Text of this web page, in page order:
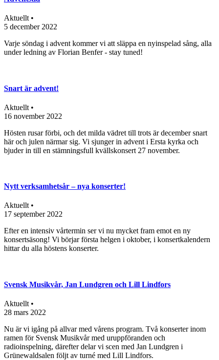
Aktuellt •
5 december 2022
Varje söndag i advent kommer vi att släppa en nyinspelad sång, alla
under ledning av Florian Benfer - stay tuned!
Snart är advent!
Aktuellt •
16 november 2022
Hösten rusar förbi, och det milda vädret till trots är december snart
här och julen närmar sig. Vi sjunger in advent i Ersta kyrka och
bjuder in till en stämningsfull kvällskonsert 27 november.
Nytt verksamhetsår – nya konserter!
Aktuellt •
17 september 2022
Efter en intensiv vårtermin ser vi nu mycket fram emot en ny
konsertsäsong! Vi börjar första helgen i oktober, i konsertkalendern
hittar du alla höstens konserter.
Svensk Musikvår, Jan Lundgren och Lill Lindfors
Aktuellt •
28 mars 2022
Nu är vi igång på allvar med vårens program. Två konserter inom
ramen för Svensk Musikvår med uruppföranden och
radioinspelning, därefter delar vi scen med Jan Lundgren i
Grünewaldsalen följt av turné med Lill Lindfors.